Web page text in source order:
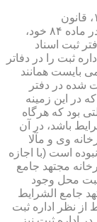
به تبعیت از قانون دفاتر اسناد رسمی سال ۱۳۰۷، قانون
جدیدالتصویب (قانون ثبت اسناد و املاك ۱۳۱۰) در ماده ۸۴ خود،
ثبت اسناد
ثبت را در دفاتر
بایست همانند
شده در دفتر
در این زمینه
آن حالتی بود كه هرگاه
باشد، در آن
وی و مآلا
است (با اجازه
مجتهد جامع
ثبت محل وجود
جامع الشرایط
نظر اداره ثبت